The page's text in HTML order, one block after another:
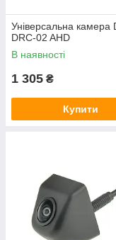
Універсальна камера
DRC-02 AHD
В наявності
1 305 ₴
Купити